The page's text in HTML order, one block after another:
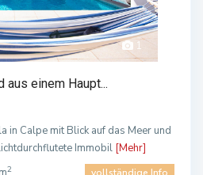
1
einem Haupt...
in Calpe mit Blick auf das Meer und
Immobil [Mehr]
2